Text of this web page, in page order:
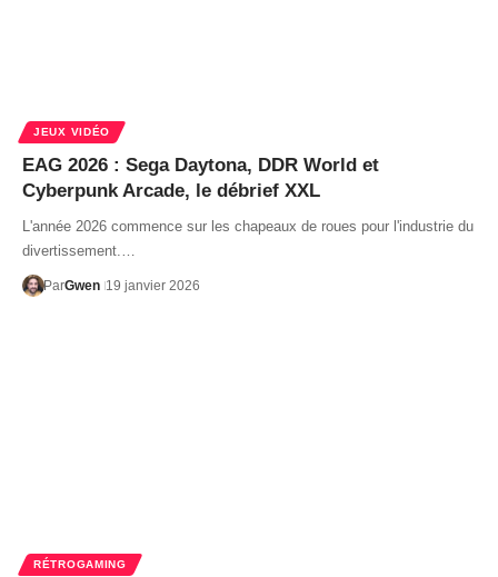
JEUX VIDÉO
EAG 2026 : Sega Daytona, DDR World et
Cyberpunk Arcade, le débrief XXL
L'année 2026 commence sur les chapeaux de roues pour l'industrie du
divertissement.…
ParGwen 19 janvier 2026
RÉTROGAMING